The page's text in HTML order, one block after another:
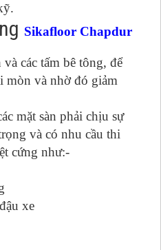
Sikafloor Chapdur
các tấm bê tông, để
mòn và nhờ đó giảm
mặt sàn phải chịu sự
và có nhu cầu thi
cứng như:-
xe